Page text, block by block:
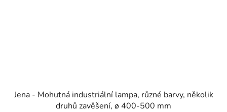
Jena - Mohutná industriální lampa, různé barvy, několik
druhů zavěšení, ø 400-500 mm